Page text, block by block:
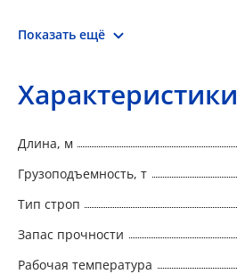
Показать ещё
Характеристики
Длина, м
Грузоподъемность, т
Тип строп
Запас прочности
Рабочая температура